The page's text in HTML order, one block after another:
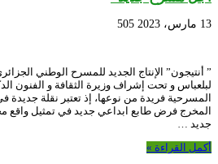
13 مارس، 2023 505
” أنتيجون” الإنتاج الجديد للمسرح الوطني
لبلعباس و تحت إشراف وزيرة الثقافة و الفنون
المسرحية فريدة من نوعها، إذ تعتبر نقلة جديدة
المخرج فرض طابع ابداعي جديد في تمثيل واقع
جديد …
أكمل القراءة »